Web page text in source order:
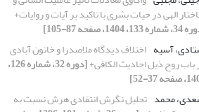
الهی در حیات بشری با تاکید بر آیات و روایات+
1404، صفحه 87-105]
آسیه اختلاف دیدگاه ملاصدرا و خاتون آبادی
باب روح ذیل احادیث الکافی+ [دوره 32، شماره 126،
37-52]
محمد تحلیل نگرش انتقادی هرش نسبت به